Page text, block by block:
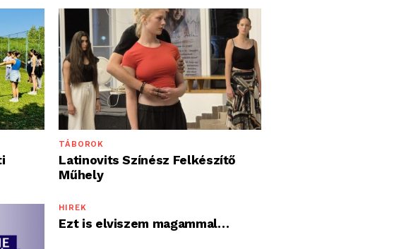
TÁBOROK
Latinovits Színész Felkészítő
Műhely
HÍREK
Ezt is elviszem magammal…